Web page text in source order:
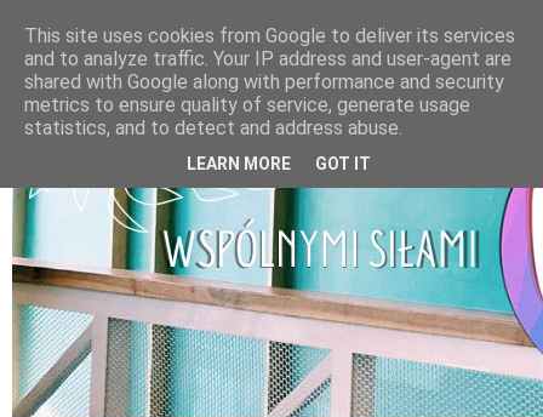
This site uses cookies from Google to deliver its services
and to analyze traffic. Your IP address and user-agent are
shared with Google along with performance and security
metrics to ensure quality of service, generate usage
statistics, and to detect and address abuse.
LEARN MORE GOT IT